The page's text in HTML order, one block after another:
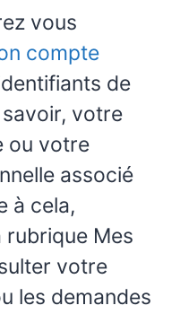
vous
compte
de
votre
ou votre
associé
à cela,
Mes
votre
les demandes